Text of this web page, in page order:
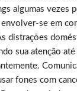
algumas vezes
se em
distrações
sua atenção
fones com